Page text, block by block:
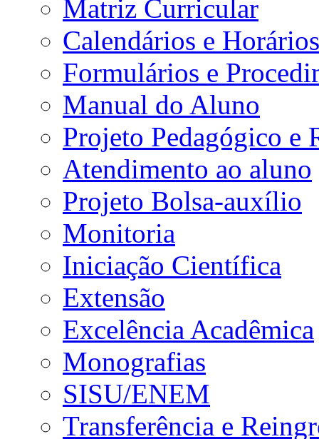
Matriz Curricular
Calendários e Horários
Formulários e
Manual do Aluno
Projeto Pedagógico e
Atendimento ao aluno
Projeto Bolsa-auxílio
Monitoria
Iniciação Científica
Extensão
Excelência Acadêmica
Monografias
SISU/ENEM
Transferência e